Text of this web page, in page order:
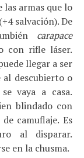
las armas que lo
salvación). De
carapace
con rifle láser.
llegar a ser
descubierto o
vaya a casa.
blindado con
camuflaje. Es
al disparar.
en la chusma.